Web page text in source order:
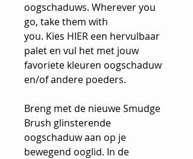
oogschaduws. Wherever you
go, take them with
you. Kies HIER een hervulbaar
palet en vul het met jouw
favoriete kleuren oogschaduw
en/of andere poeders.
Breng met de nieuwe Smudge
Brush glinsterende
oogschaduw aan op je
bewegend ooglid. In de